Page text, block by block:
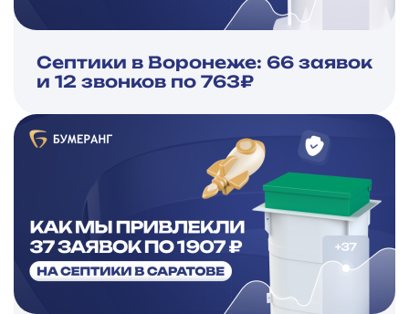
Септики в Воронеже: 66 заявок
и 12 звонков по 763₽